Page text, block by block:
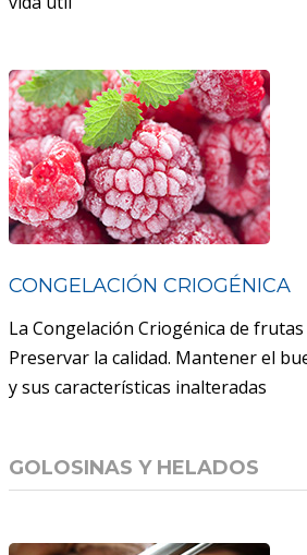
CONGELACIÓN CRIOGÉNICA
La Congelación Criogénica de
Preservar la calidad. Mantener el
y sus características inalteradas
GOLOSINAS Y HELADOS